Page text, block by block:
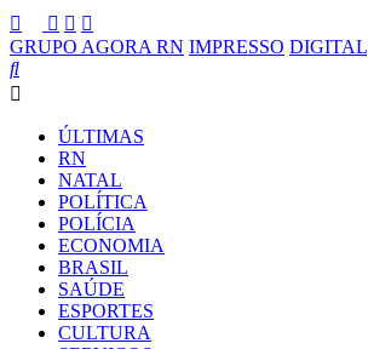
GRUPO AGORA RN IMPRESSO DIGITAL
ÚLTIMAS
RN
NATAL
POLÍTICA
POLÍCIA
ECONOMIA
BRASIL
SAÚDE
ESPORTES
CULTURA